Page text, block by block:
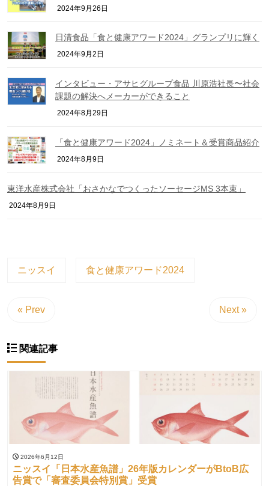
2024年9月26日
日清食品「食と健康アワード2024」グランプリに輝く
2024年9月2日
インタビュー・アサヒグループ食品 川原浩社長〜社会
課題の解決へメーカーができること
2024年8月29日
「食と健康アワード2024」ノミネート＆受賞商品紹介
2024年8月9日
東洋水産株式会社「おさかなでつくったソーセージMS 3本束」
2024年8月9日
ニッスイ 食と健康アワード2024
« Prev Next »
関連記事
2026年6月12日
ニッスイ「日本水産魚譜」26年版カレンダーがBtoB広
告賞で「審査委員会特別賞」受賞